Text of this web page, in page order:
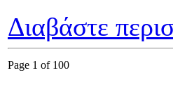
Διαβάστε
Page 1 of 100